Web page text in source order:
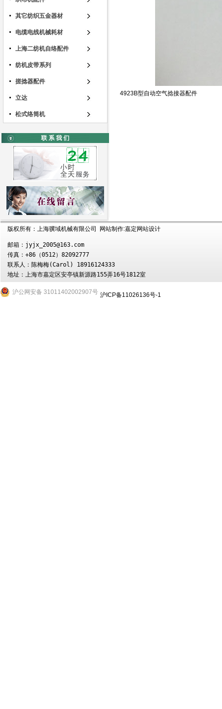
其它纺织五金器材
电缆电线机械耗材
上海二纺机自络配件
纺机皮带系列
搓捻器配件
立达
松式络筒机
联 系 我 们
4923B型自动空气捻接器配件
版权所有：上海骥域机械有限公司 网站制作:嘉定网站设计
邮箱：jyjx_2005@163.com
传真：+86（0512）82092777
联系人：陈梅梅(Carol) 18916124333
地址：上海市嘉定区安亭镇新源路155弄16号1812室
沪公网安备 31011402002907号 沪ICP备11026136号-1